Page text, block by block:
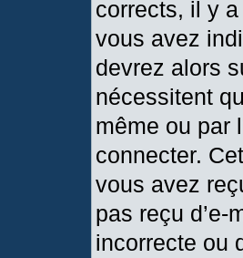
corrects, il y
vous avez
devrez alors
nécessitent
même ou par
connecter.
vous avez
pas reçu
incorrecte ou